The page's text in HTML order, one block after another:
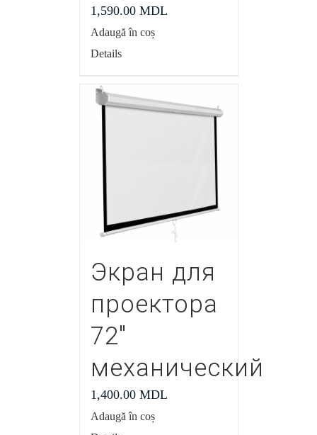
1,590.00 MDL
Adaugă în coș
Details
Экран для
проектора
72″
механический
1,400.00 MDL
Adaugă în coș